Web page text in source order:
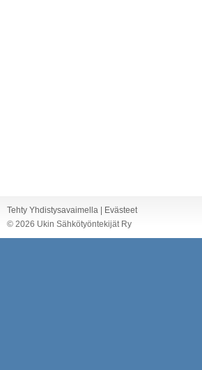
Tehty Yhdistysavaimella
Evästeet
© 2026 Ukin Sähkötyöntekijät Ry